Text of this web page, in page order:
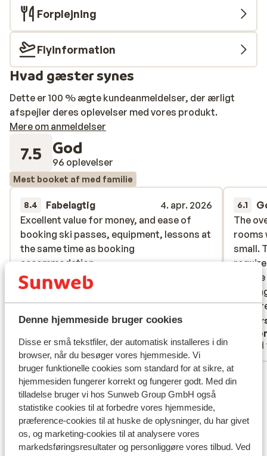
Denne hjemmeside bruger cookies
Disse er små tekstfiler, der automatisk installeres i din
browser, når du besøger vores hjemmeside. Vi
bruger funktionelle cookies som standard for at sikre, at
hjemmesiden fungerer korrekt og fungerer godt. Med din
tilladelse bruger vi hos Sunweb Group GmbH også
statistike cookies til at forbedre vores hjemmeside,
præference-cookies til at huske de oplysninger, du har givet
os, og marketing-cookies til at analysere vores
markedsføringsresultater og personliggøre vores tilbud. Ved
Forplejning
Flyinformation
Hvad gæster synes
Dette er 100 % ægte kundeanmeldelser, der ærligt
afspejler deres oplevelser med vores produkt.
Mere om anmeldelser
7.5 God
96 oplevelser
Mest booket af med familie
8.4 Fabelagtig
4. apr. 2026
Excellent value for money, and ease of
booking ski passes, equipment, lessons at
the same time as booking
accommodation.
Excellent value for money, and ease of
booking ski passes, equipment, lessons at
the same time as booking
accommodation.
Oversæt til dansk (DA)
Med familie
6.1
The
rooms
small.
that
being
The
aren't
take
and
of
The
rooms
small.
that
Se alle 96 anmeldelser
Lokation